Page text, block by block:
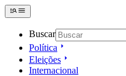
Buscar
Política
Eleições
Internacional